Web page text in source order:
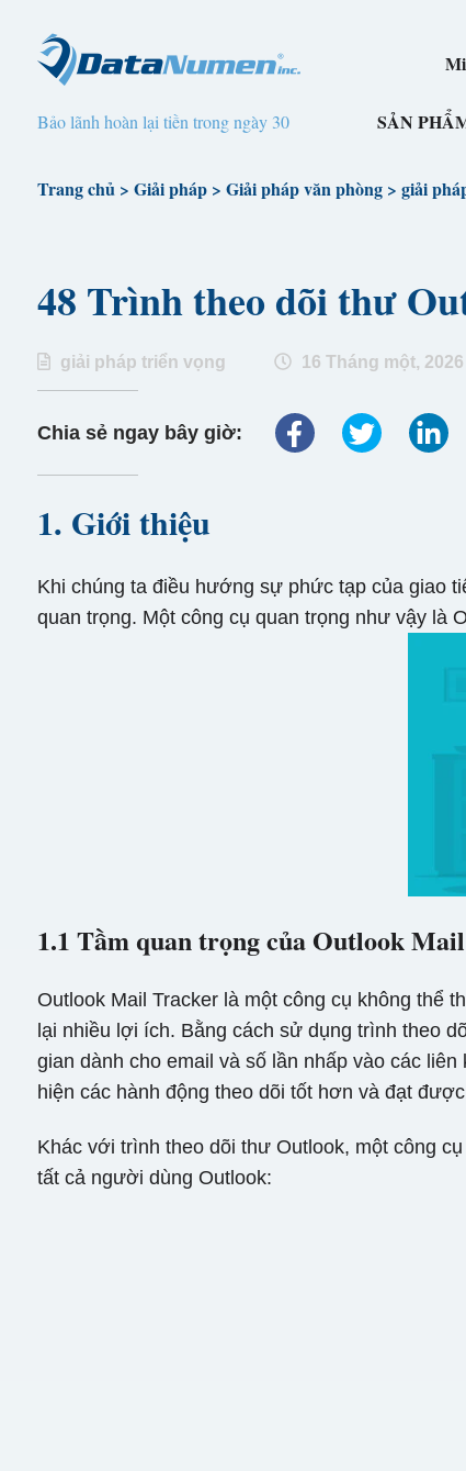
Bảo lãnh hoàn lại tiền trong ngày 30 SẢN
Trang chủ> Giải pháp> Giải pháp văn phòng> giải
48 Trình theo dõi thư
giải pháp triển vọng 16 Tháng một, 2026
Chia sẻ ngay bây giờ:
1. Giới thiệu
Khi chúng ta điều hướng sự phức tạp của giao
quan trọng. Một công cụ quan trọng như vậy là
1.1 Tầm quan trọng của Outlook
Outlook Mail Tracker là một công cụ không thể
lại nhiều lợi ích. Bằng cách sử dụng trình theo
gian dành cho email và số lần nhấp vào các
hiện các hành động theo dõi tốt hơn và đạt
Khác với trình theo dõi thư Outlook, một công
tất cả người dùng Outlook: